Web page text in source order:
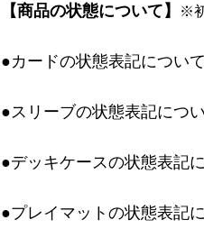
【商品の状態について】 ※
●カードの状態表記につい
●スリーブの状態表記につ
●デッキケースの状態表記
●プレイマットの状態表記